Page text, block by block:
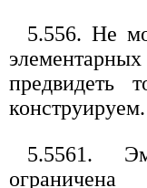
5.556. Не
предвидеть
конструируем.
5.5561.